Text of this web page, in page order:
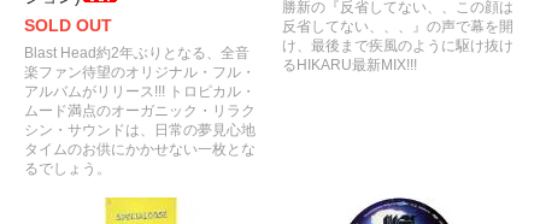
SOLD OUT
Blast Head約2年ぶりとなる、全音
楽ファン待望のオリジナル・フル・
アルバムがリリース!!! トロピカル・
ムード満点のオーガニック・リラク
シン・サウンドは、日常の夢見心地
タイムのお供にかかせない一枚とな
るでしょう。
勝新の『反省してない、、この顔は
反省してない、、、』の声で幕を開
け、最後まで疾風のように駆け抜け
るHIKARU最新MIX!!!